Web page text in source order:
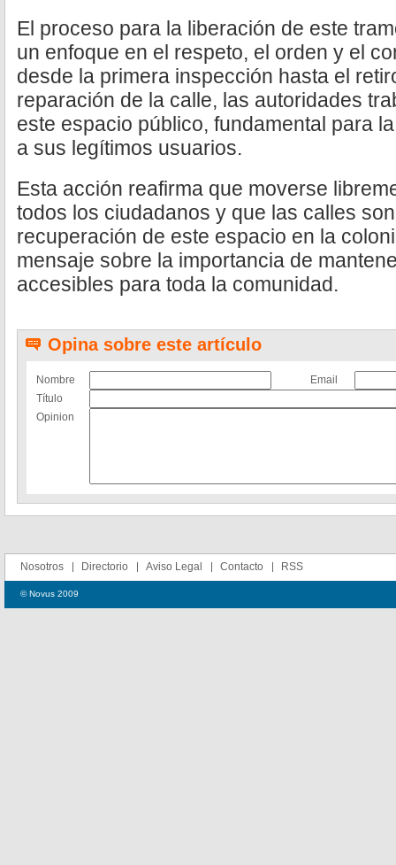
El proceso para la liberación de este
un enfoque en el respeto, el orden y el
desde la primera inspección hasta el
reparación de la calle, las autoridades
este espacio público, fundamental para
a sus legítimos usuarios.
Esta acción reafirma que moverse
todos los ciudadanos y que las calles
recuperación de este espacio en la
mensaje sobre la importancia de
accesibles para toda la comunidad.
Opina sobre este artículo
Nombre
Email
Título
Opinion
Nosotros Directorio Aviso Legal Contacto RSS
© Novus 2009